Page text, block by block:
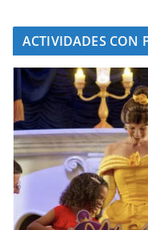
ACTIVIDADES CON